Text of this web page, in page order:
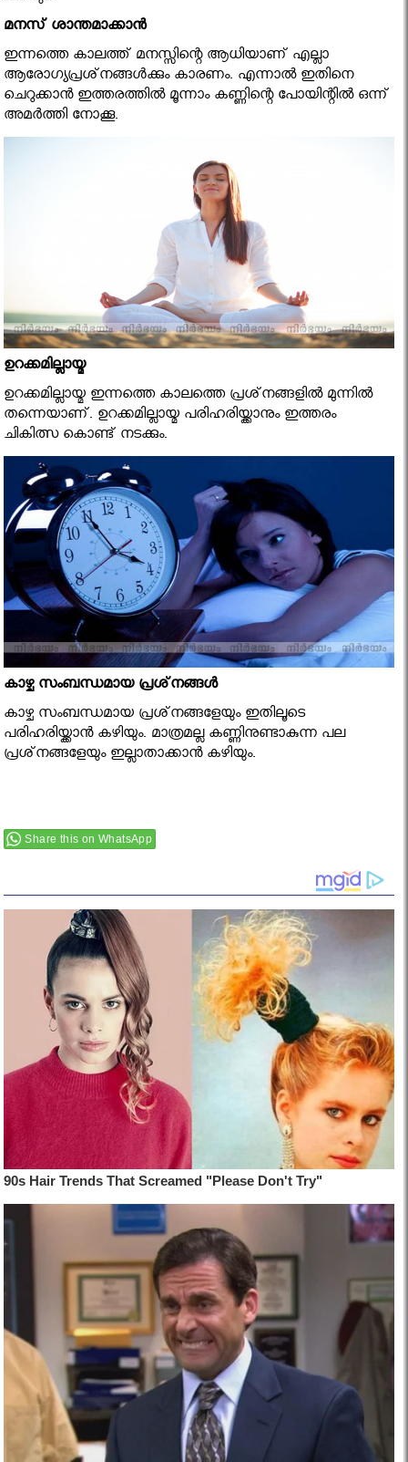
മനസ് ശാന്തമാക്കാൻ
ഇന്നത്തെ കാലത്ത് മനസ്സിന്റെ ആധിയാണ് എല്ലാ
ആരോഗ്യപ്രശ്‌നങ്ങള്‍ക്കും കാരണം. എന്നാല്‍ ഇതിനെ
ചെറുക്കാന്‍ ഇത്തരത്തില്‍ മൂന്നാം കണ്ണിന്റെ പോയിന്റില്‍ ഒന്ന്
അമര്‍ത്തി നോക്കൂ.
ഉറക്കമില്ലായ്മ
ഉറക്കമില്ലായ്മ ഇന്നത്തെ കാലത്തെ പ്രശ്‌നങ്ങളില്‍ മുന്നില്‍
തന്നെയാണ്. ഉറക്കമില്ലായ്മ പരിഹരിയ്ക്കാനും ഇത്തരം
ചികിത്സ കൊണ്ട് നടക്കും.
കാഴ്ച സംബന്ധമായ പ്രശ്‌നങ്ങൾ
കാഴ്ച സംബന്ധമായ പ്രശ്‌നങ്ങളേയും ഇതിലൂടെ
പരിഹരിയ്ക്കാന്‍ കഴിയും. മാത്രമല്ല കണ്ണിനുണ്ടാകുന്ന പല
പ്രശ്‌നങ്ങളേയും ഇല്ലാതാക്കാന്‍ കഴിയും.
Share this on WhatsApp